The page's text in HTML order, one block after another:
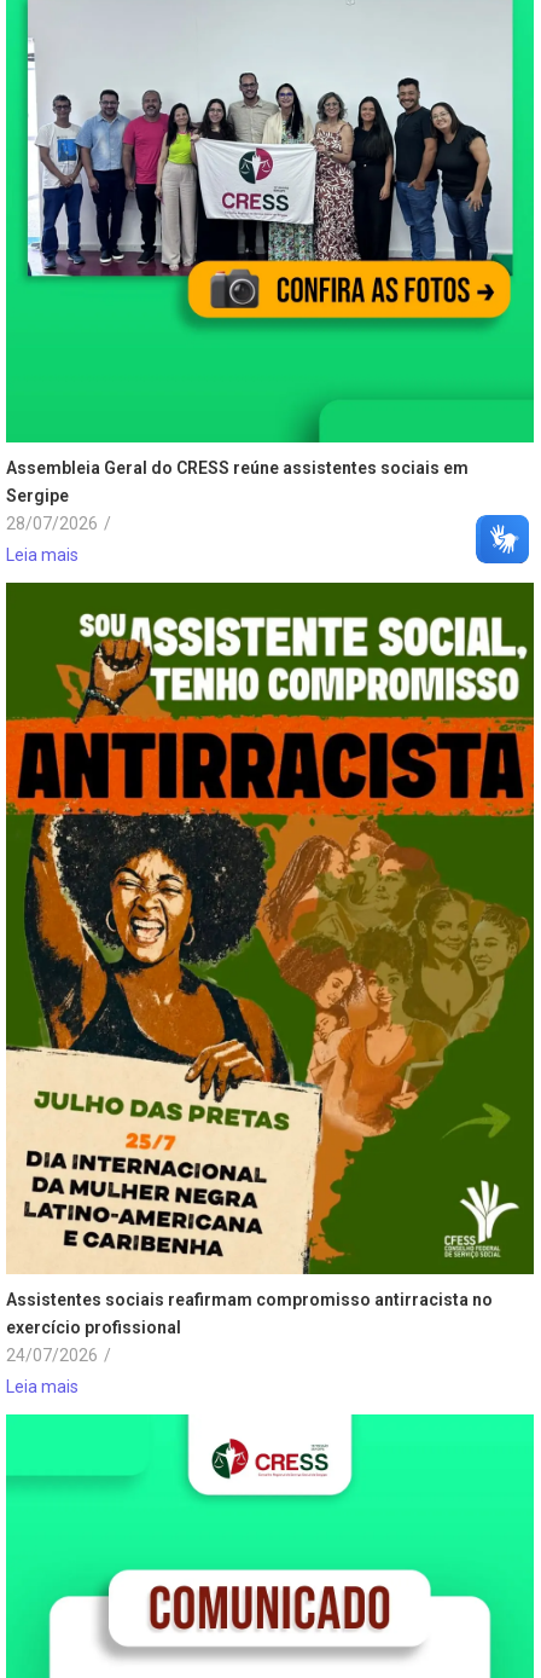
Assembleia Geral do CRESS reúne assistentes sociais em
Sergipe
28/07/2026 /
Leia mais
Assistentes sociais reafirmam compromisso antirracista no
exercício profissional
24/07/2026 /
Leia mais